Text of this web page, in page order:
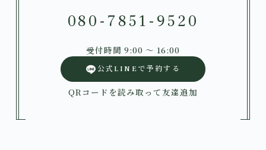
080-7851-9520
受付時間 9:00 〜 16:00
公式LINEで予約する
QRコードを読み取って友達追加